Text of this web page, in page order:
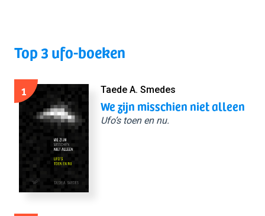
Top 3 ufo-boeken
1 Taede A. Smedes
We zijn misschien niet alleen
Ufo’s toen en nu.